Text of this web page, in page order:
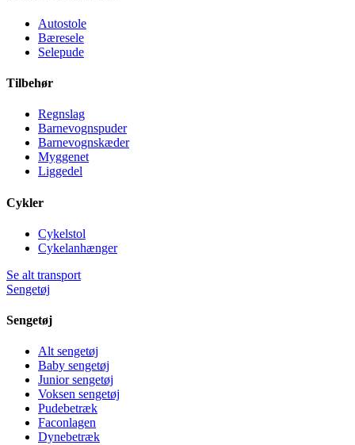
Autostole
Bæresele
Selepude
Tilbehør
Regnslag
Barnevognspuder
Barnevognskæder
Myggenet
Liggedel
Cykler
Cykelstol
Cykelanhænger
Se alt transport
Sengetøj
Sengetøj
Alt sengetøj
Baby sengetøj
Junior sengetøj
Voksen sengetøj
Pudebetræk
Faconlagen
Dynebetræk